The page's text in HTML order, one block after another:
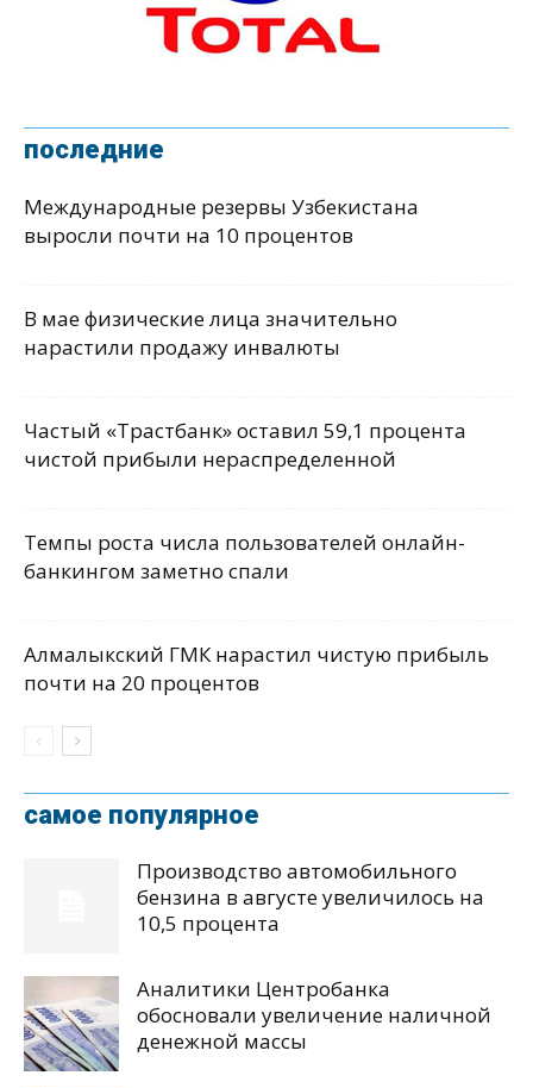
последние
Международные резервы Узбекистана
выросли почти на 10 процентов
В мае физические лица значительно
нарастили продажу инвалюты
Частый «Трастбанк» оставил 59,1 процента
чистой прибыли нераспределенной
Темпы роста числа пользователей онлайн-
банкингом заметно спали
Алмалыкский ГМК нарастил чистую прибыль
почти на 20 процентов
самое популярное
Производство автомобильного
бензина в августе увеличилось на
10,5 процента
Аналитики Центробанка
обосновали увеличение наличной
денежной массы